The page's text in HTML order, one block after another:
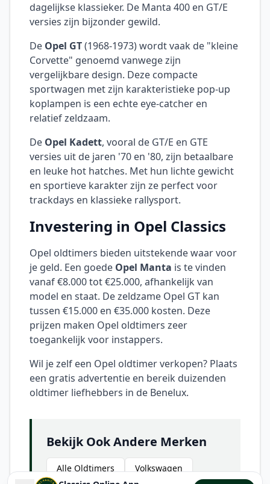
dagelijkse klassieker. De Manta 400 en GT/E
versies zijn bijzonder gewild.
De Opel GT(1968-1973) wordt vaak de "kleine
Corvette" genoemd vanwege zijn
vergelijkbare design. Deze compacte
sportwagen met zijn karakteristieke pop-up
koplampen is een echte eye-catcher en
relatief zeldzaam.
De Opel Kadett, vooral de GT/E en GTE
versies uit de jaren '70 en '80, zijn betaalbare
en leuke hot hatches. Met hun lichte gewicht
en sportieve karakter zijn ze perfect voor
trackdays en klassieke rallysport.
Investering in Opel Classics
Opel oldtimers bieden uitstekende waar voor
je geld. Een goede Opel Manta is te vinden
vanaf €8.000 tot €25.000, afhankelijk van
model en staat. De zeldzame Opel GT kan
tussen €15.000 en €35.000 kosten. Deze
prijzen maken Opel oldtimers zeer
toegankelijk voor instappers.
Wil je zelf een Opel oldtimer verkopen? Plaats
een gratis advertentie en bereik duizenden
oldtimer liefhebbers in de Benelux.
Bekijk Ook Andere Merken
Alle Oldtimers Volkswagen